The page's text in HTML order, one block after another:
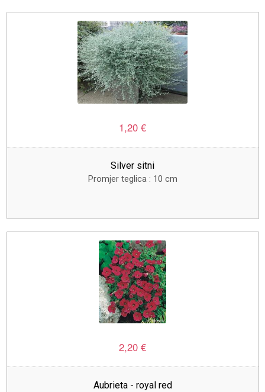
1,20 €
Silver sitni
Promjer teglica : 10 cm
2,20 €
Aubrieta - royal red